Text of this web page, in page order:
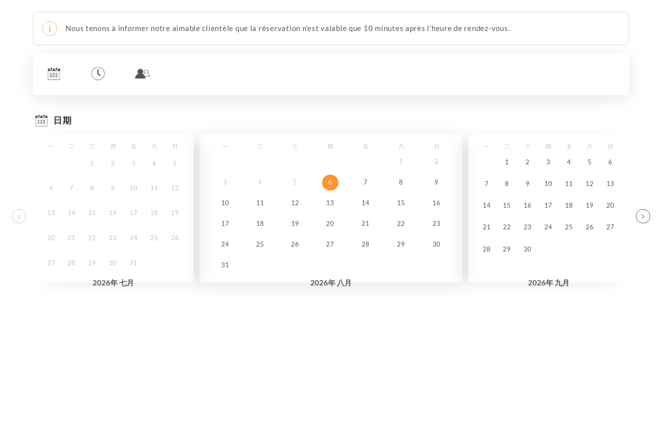
Nous tenons à informer notre aimable clientèle que la réservation n'est valable que 10 minutes après l’heure de rendez-vous.
日期
2026年七月
一 二 三 四 五 六 日
1 2 3 4 5
6 7 8 9 10 11 12
13 14 15 16 17 18 19
20 21 22 23 24 25 26
27 28 29 30 31
2026年 八月
一 二 三 四 五 六 日
1 2
3 4 5 6 7 8 9
10 11 12 13 14 15 16
17 18 19 20 21 22 23
24 25 26 27 28 29 30
31
2026年 九月
一 二 三 四 五 六 日
1 2 3 4 5 6
7 8 9 10 11 12 13
14 15 16 17 18 19 20
21 22 23 24 25 26 27
28 29 30